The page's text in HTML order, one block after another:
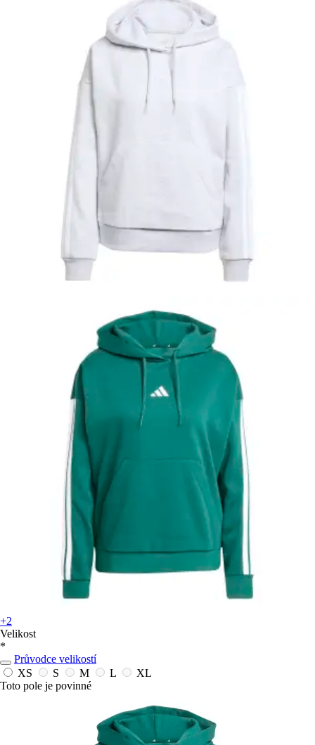
+2
Velikost
*
Průvodce velikostí
XS
S M L
XL
Toto pole je povinné